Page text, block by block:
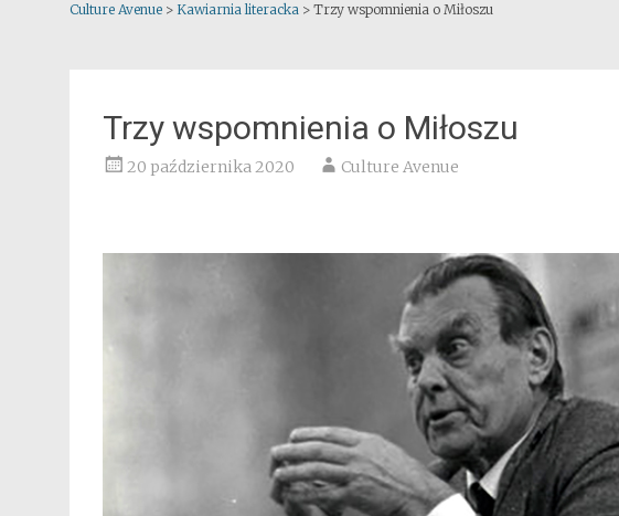
Culture Avenue > Kawiarnia literacka > Trzy wspomnienia o Miłoszu
Trzy wspomnienia o Miłoszu
20 października 2020 Culture Avenue